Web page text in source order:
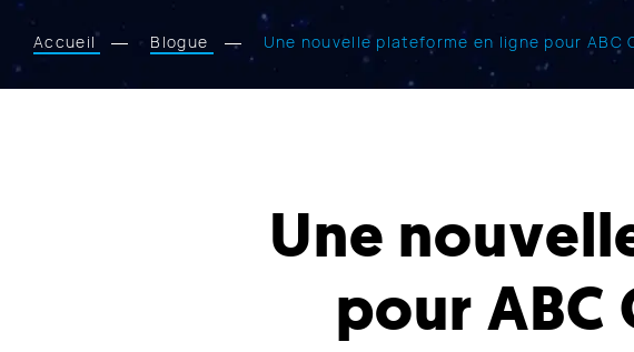
Accueil Blogue Une nouvelle plateforme en ligne pour ABC
Une
pour ABC